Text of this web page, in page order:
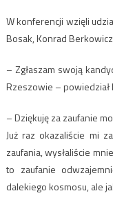
W konferencji wzięli
Bosak, Konrad
– Zgłaszam swoją
Rzeszowie – powiedział
– Dziękuję za zaufanie
Już raz okazaliście mi
zaufania, wysłaliście
to zaufanie
dalekiego kosmosu, ale